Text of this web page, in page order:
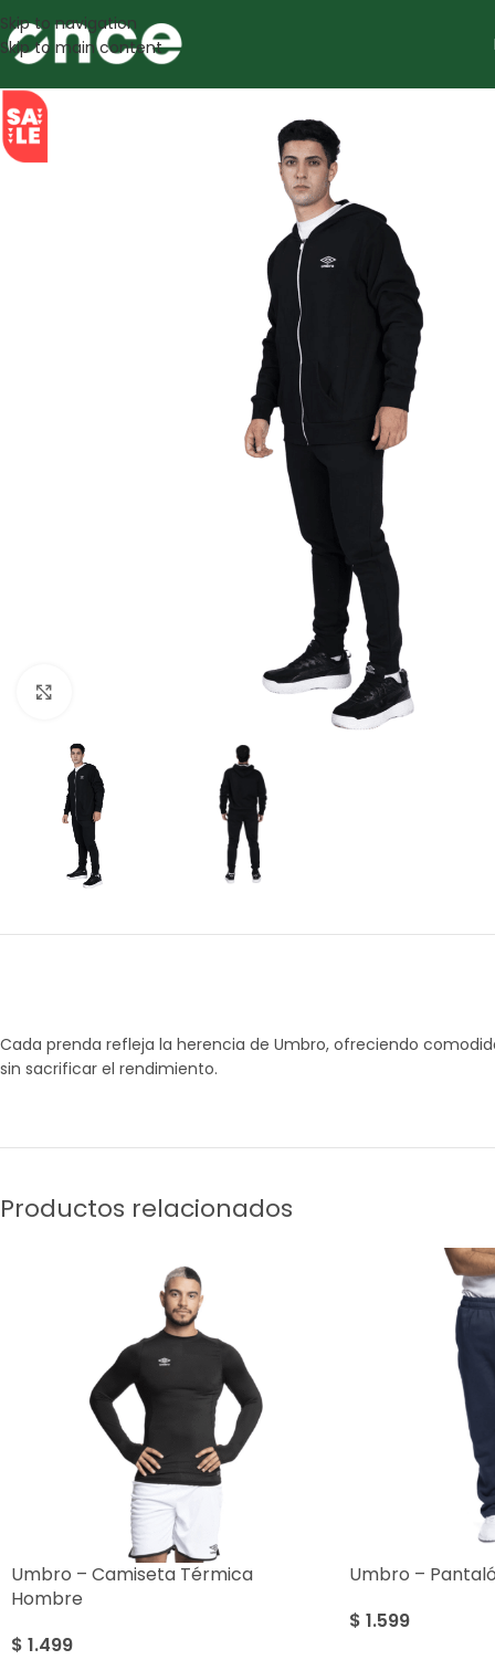
Skip to navigation
Skip to main content
SALE
Cada prenda refleja la herencia de Umbro, ofreciendo
sin sacrificar el rendimiento.
Productos relacionados
Umbro – Camiseta Térmica
Hombre
$ 1.499
Umbro –
$ 1.599